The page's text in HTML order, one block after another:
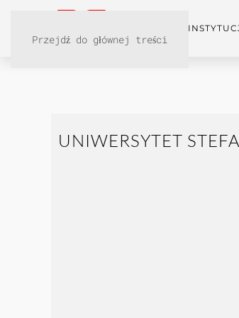
Przejdź do głównej treści
UNIWERSYTET